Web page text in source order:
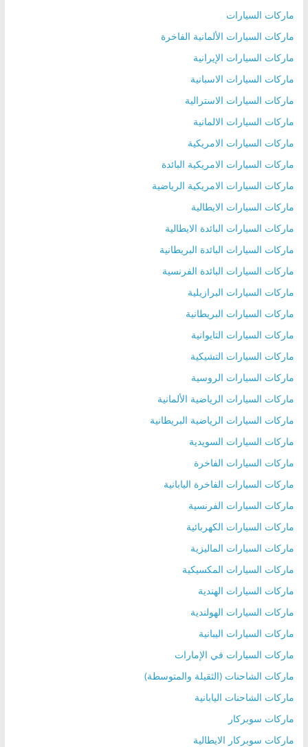
ماركات السيارات
ماركات السيارات الألمانية الفاخرة
ماركات السيارات الإيرانية
ماركات السيارات الاسبانية
ماركات السيارات الاسترالية
ماركات السيارات الالمانية
ماركات السيارات الامريكية
ماركات السيارات الامريكية البائدة
ماركات السيارات الامريكية الرياضية
ماركات السيارات الايطالية
ماركات السيارات البائدة الايطالية
ماركات السيارات البائدة البريطانية
ماركات السيارات البائدة الفرنسية
ماركات السيارات البرازيلية
ماركات السيارات البريطانية
ماركات السيارات التايوانية
ماركات السيارات التشيكية
ماركات السيارات الروسية
ماركات السيارات الرياضية الألمانية
ماركات السيارات الرياضية البريطانية
ماركات السيارات السويدية
ماركات السيارات الفاخرة
ماركات السيارات الفاخرة اليابانية
ماركات السيارات الفرنسية
ماركات السيارات الكهربائية
ماركات السيارات الماليزية
ماركات السيارات المكسيكية
ماركات السيارات الهندية
ماركات السيارات الهولندية
ماركات السيارات اليبانية
ماركات السيارات في الإمارات
ماركات الشاحنات (الثقيلة والمتوسطة)
ماركات الشاحنات اليابانية
ماركات سوبركار
ماركات سوبركار الايطالية